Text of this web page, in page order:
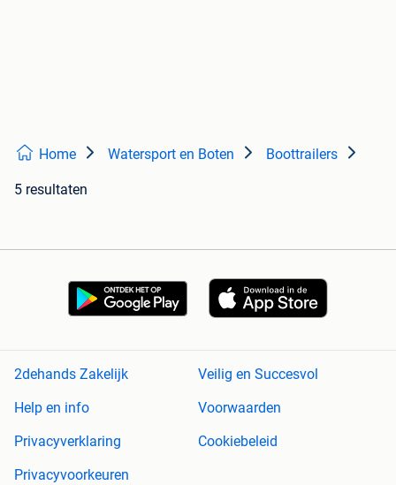
Home Watersport en Boten Boottrailers
5 resultaten
2dehands Zakelijk
Veilig en Succesvol
Help en info
Voorwaarden
Privacyverklaring
Cookiebeleid
Privacyvoorkeuren